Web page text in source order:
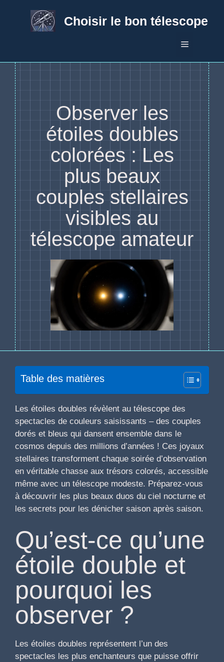
Choisir le bon télescope
Menu
Observer les
étoiles doubles
colorées : Les
plus beaux
couples stellaires
visibles au
télescope amateur
Table des matières
Les étoiles doubles révèlent au télescope des
spectacles de couleurs saisissants – des couples
dorés et bleus qui dansent ensemble dans le
cosmos depuis des millions d’années ! Ces joyaux
stellaires transforment chaque soirée d’observation
en véritable chasse aux trésors colorés, accessible
même avec un télescope modeste. Préparez-vous
à découvrir les plus beaux duos du ciel nocturne et
les secrets pour les dénicher saison après saison.
Qu’est-ce qu’une
étoile double et
pourquoi les
observer ?
Les étoiles doubles représentent l’un des
spectacles les plus enchanteurs que puisse offrir